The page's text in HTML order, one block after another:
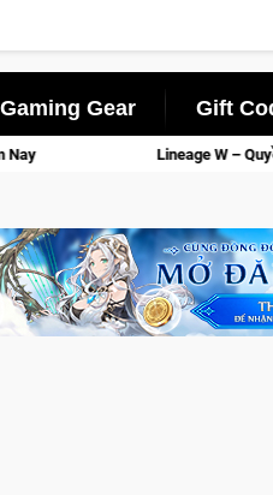
Gaming Gear Gift
lực và tài phú sẽ về tay kẻ đoạt